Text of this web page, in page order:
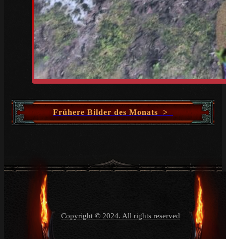
Frühere Bilder des Monats >
Copyright © 2024. All rights reserved